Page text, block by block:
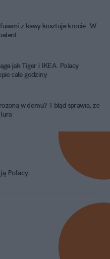
fusami z kawy kosztuje krocie. W
jak Tiger i IKEA. Polacy
całe godziny
w domu? 1 błąd sprawia, że
Polacy.